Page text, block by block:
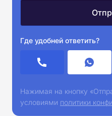
Где удобней ответить?
Нажимая на кнопку
условиями политики